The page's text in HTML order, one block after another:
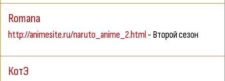
Romana
http://animesite.ru/naruto_anime_2.html- Второй сезон
КотЭ